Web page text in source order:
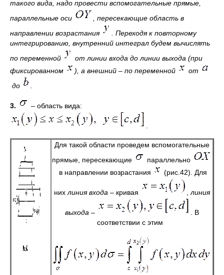
такого вида, надо провести вспомогательные прямые,
параллельные оси
, пересекающие область в
направлении возрастания
. Переходя к повторному
интегрированию, внутренний интеграл будем вычислять
по переменной
от линии входа до линии выхода (при
фиксированном
), а внешний – по переменной
от
до
3. – область вида:
Для такой области проведем вспомогательные
прямые, пересекающие
параллельно
в направлении возрастания
(рис.42). Для
них линия входа – кривая линия
выхода –
. В
соответствии с этим